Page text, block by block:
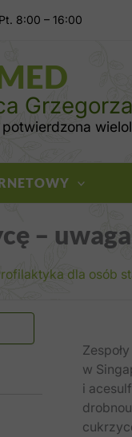
–
dla osób
w
i